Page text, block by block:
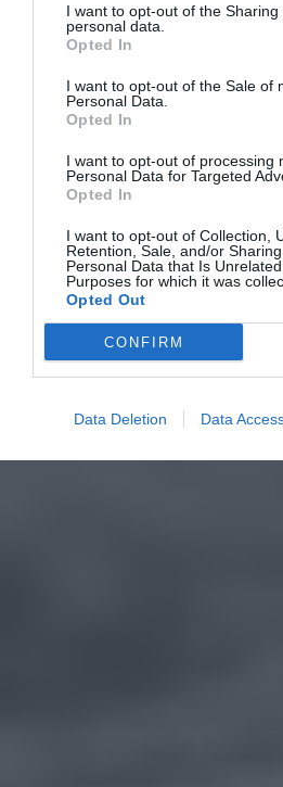
I want to opt-out of the Sharing
personal data.
Opted In
I want to opt-out of the Sale of
Personal Data.
Opted In
I want to opt-out of processing
Personal Data for Targeted
Opted In
I want to opt-out of Collection,
Retention, Sale, and/or
Personal Data that Is
Purposes for which it was
Opted Out
CONFIRM
Data Deletion Data